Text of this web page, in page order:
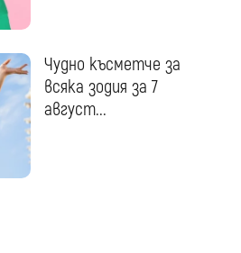
Чудно късметче за
всяка зодия за 7
август...